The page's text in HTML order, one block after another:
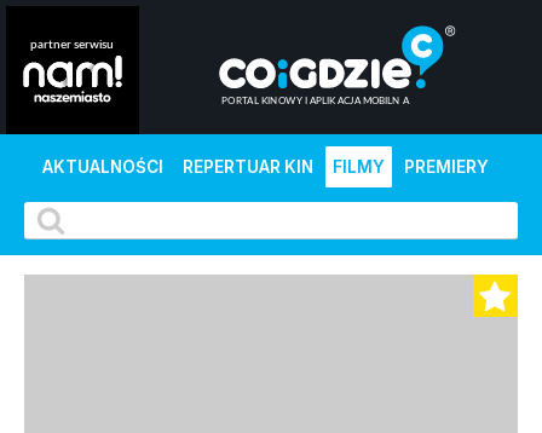
AKTUALNOŚCI REPERTUAR KIN FILMY PREMIERY